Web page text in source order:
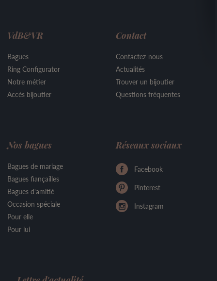
VdB&VR
Bagues
Ring Configurator
Notre métier
Accès bijoutier
Contact
Contactez-nous
Actualités
Trouver un bijoutier
Questions fréquentes
Nos bagues
Bagues de mariage
Bagues fiançailles
Bagues d'amitié
Occasion spéciale
Pour elle
Pour lui
Réseaux sociaux
Facebook
Pinterest
Instagram